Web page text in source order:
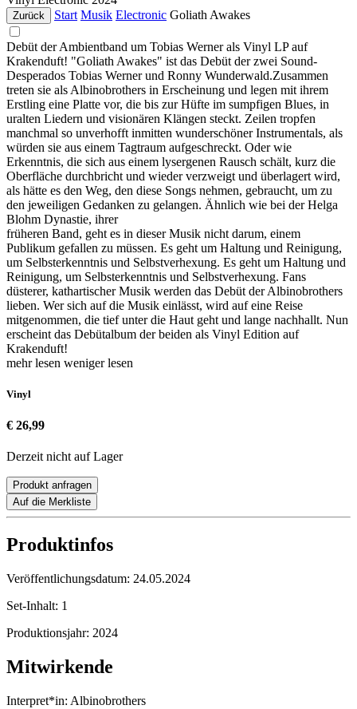
Zurück Start Musik Electronic Goliath Awakes
Debüt der Ambientband um Tobias Werner als Vinyl LP auf
Krakenduft! "Goliath Awakes" ist das Debüt der zwei Sound-
Desperados Tobias Werner und Ronny Wunderwald.Zusammen
treten sie als Albinobrothers in Erscheinung und legen mit ihrem
Erstling eine Platte vor, die bis zur Hüfte im sumpfigen Blues, in
uralten Liedern und visionären Klängen steckt. Zeilen tropfen
manchmal so unverhofft inmitten wunderschöner Instrumentals, als
würden sie aus einem Tagtraum aufgeschreckt. Oder wie
Erkenntnis, die sich aus einem lysergenen Rausch schält, kurz die
Oberfläche durchbricht und wieder verzweigt und überlagert wird,
als hätte es den Weg, den diese Songs nehmen, gebraucht, um zu
den jeweiligen Gedanken zu gelangen. Ähnlich wie bei der Helga
Blohm Dynastie, ihrer
früheren Band, geht es in dieser Musik nicht darum, einem
Publikum gefallen zu müssen. Es geht um Haltung und Reinigung,
um Selbsterkenntnis und Selbstverhexung. Es geht um Haltung und
Reinigung, um Selbsterkenntnis und Selbstverhexung. Fans
düsterer, kathartischer Musik werden das Debüt der Albinobrothers
lieben. Wer sich auf die Musik einlässt, wird auf eine Reise
mitgenommen, die tief unter die Haut geht und lange nachhallt. Nun
erscheint das Debütalbum der beiden als Vinyl Edition auf
Krakenduft!
mehr lesen weniger lesen
Vinyl
€ 26,99
Derzeit nicht auf Lager
Produkt anfragen
Auf die Merkliste
Produktinfos
Veröffentlichungsdatum: 24.05.2024
Set-Inhalt: 1
Produktionsjahr: 2024
Mitwirkende
Interpret*in: Albinobrothers